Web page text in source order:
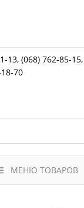
13,(068) 762-85-15
70
МЕНЮ ТОВАРОВ